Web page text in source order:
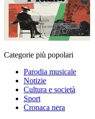
Categorie più popolari
Parodia musicale
Notizie
Cultura e società
Sport
Cronaca nera